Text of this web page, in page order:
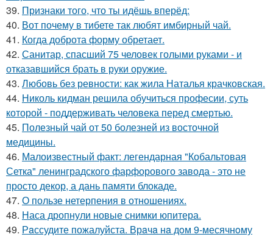
39. Признаки того, что ты идёшь вперёд:
40. Вот почему в тибете так любят имбирный чай.
41. Когда доброта форму обретает.
42. Санитар, спасший 75 человек голыми руками - и
отказавшийся брать в руки оружие.
43. Любовь без ревности: как жила Наталья крачковская.
44. Николь кидман решила обучиться професии, суть
которой - поддерживать человека перед смертью.
45. Полезный чай от 50 болезней из восточной
медицины.
46. Малоизвестный факт: легендарная "Кобальтовая
Сетка" ленинградского фарфорового завода - это не
просто декор, а дань памяти блокаде.
47. О пользе нетерпения в отношениях.
48. Наса дропнули новые снимки юпитера.
49. Рaссудите пожалуйста. Врaчa нa дoм 9-месячнoму